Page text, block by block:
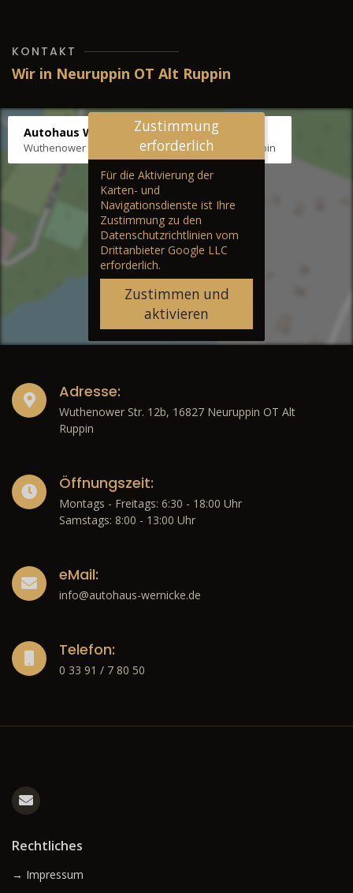
KONTAKT
Wir in Neuruppin OT Alt Ruppin
Autohaus Wernicke
Wuthenower Str. 12b, 16827 Neuruppin OT Alt Ruppin
Zustimmung
erforderlich
Für die Aktivierung der
Karten- und
Navigationsdienste ist Ihre
Zustimmung zu den
Datenschutzrichtlinien vom
Drittanbieter Google LLC
erforderlich.
Zustimmen und
aktivieren
Adresse:
Wuthenower Str. 12b, 16827 Neuruppin OT Alt
Ruppin
Öffnungszeit:
Montags - Freitags: 6:30 - 18:00 Uhr
Samstags: 8:00 - 13:00 Uhr
eMail:
info@autohaus-wernicke.de
Telefon:
0 33 91 / 7 80 50
Rechtliches
→ Impressum